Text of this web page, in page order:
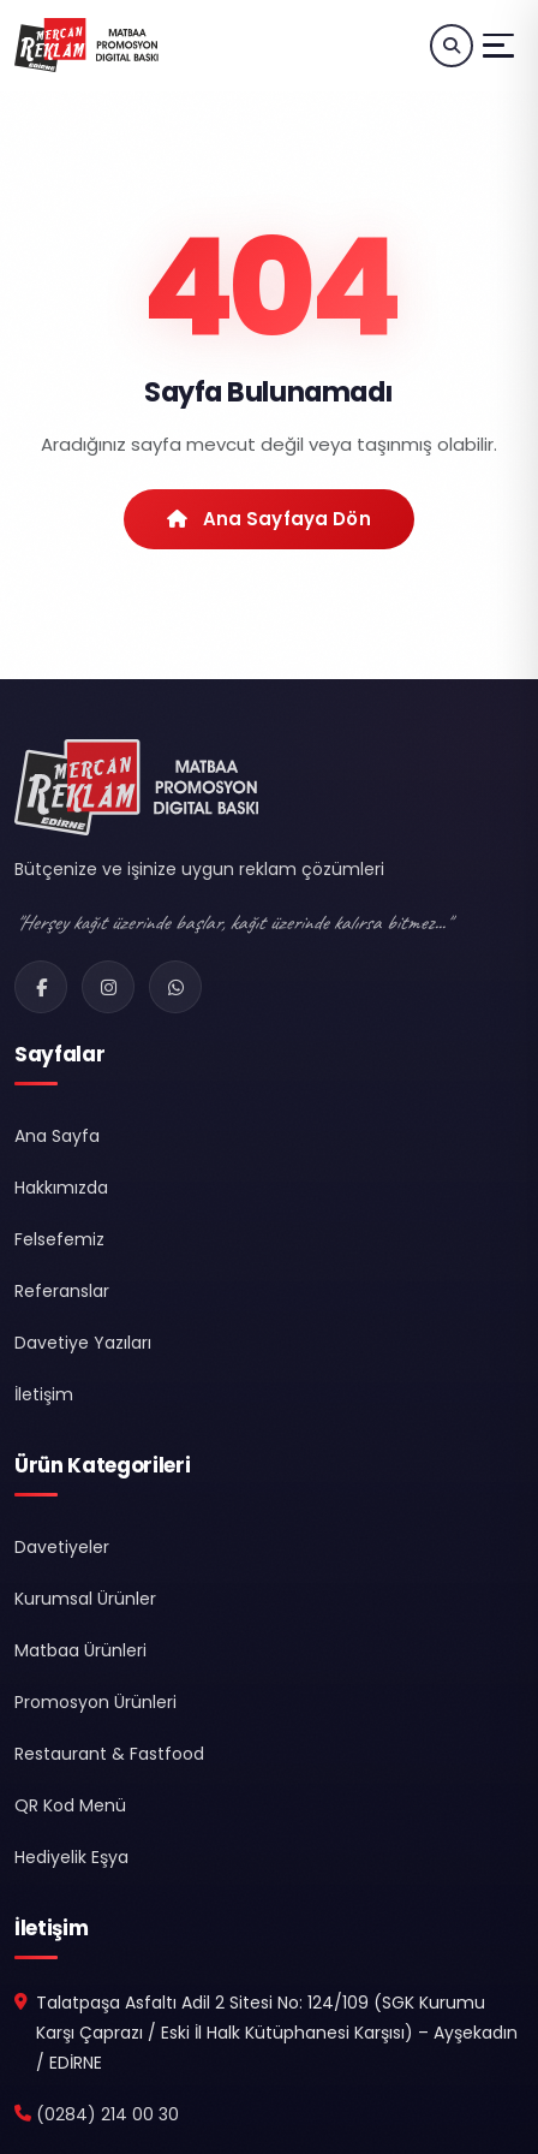
404
Sayfa Bulunamadı
Aradığınız sayfa mevcut değil veya taşınmış olabilir.
Ana Sayfaya Dön
Bütçenize ve işinize uygun reklam çözümleri
"Herşey kağıt üzerinde başlar, kağıt üzerinde kalırsa bitmez..."
Sayfalar
Ana Sayfa
Hakkımızda
Felsefemiz
Referanslar
Davetiye Yazıları
İletişim
Ürün Kategorileri
Davetiyeler
Kurumsal Ürünler
Matbaa Ürünleri
Promosyon Ürünleri
Restaurant & Fastfood
QR Kod Menü
Hediyelik Eşya
İletişim
Talatpaşa Asfaltı Adil 2 Sitesi No: 124/109 (SGK Kurumu
Karşı Çaprazı / Eski İl Halk Kütüphanesi Karşısı) – Ayşekadın
/ EDİRNE
(0284) 214 00 30